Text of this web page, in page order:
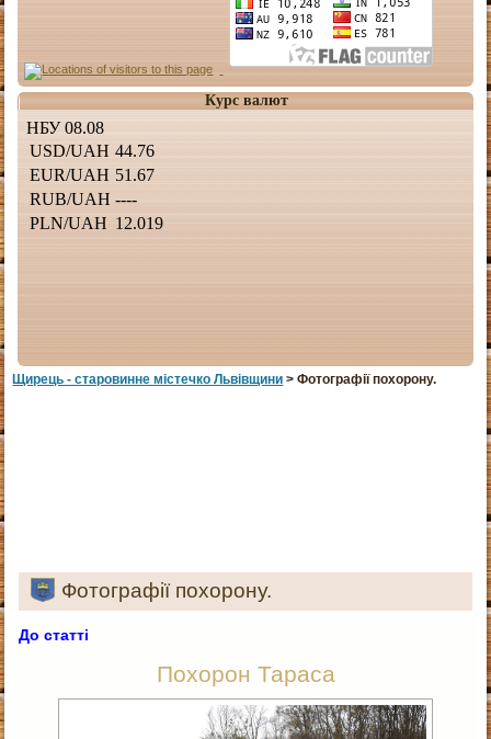
Курс валют
Щирець - старовинне мiстечко Львiвщини > Фотографії похорону.
Фотографії похорону.
До статті
Похорон Тараса